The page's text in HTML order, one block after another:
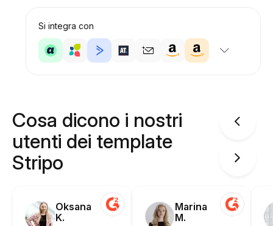
Si integra con
Cosa dicono i nostri
utenti dei template
Stripo
Oksana
K.
Marina
M.